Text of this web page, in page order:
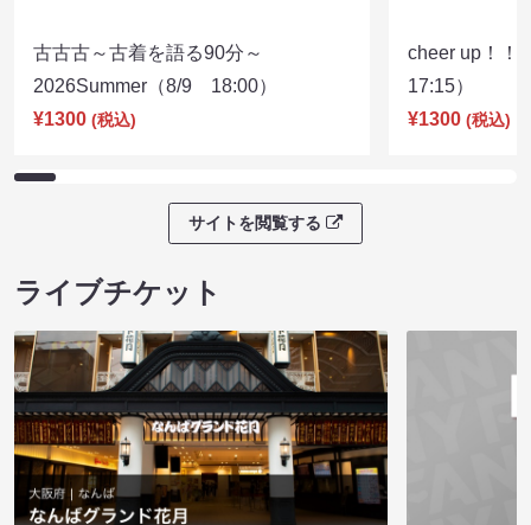
古古古～古着を語る90分～
2026Summer（8/9 18:00）
¥1300 (税込)
cheer up！
17:15）
¥1300 (税込)
サイトを閲覧する
ライブチケット